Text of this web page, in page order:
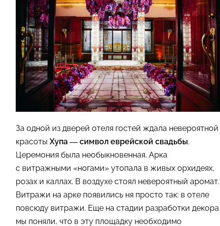
За одной из дверей отеля гостей ждала невероятной
красоты Хупа — символ еврейской свадьбы.
Церемония была необыкновенная. Арка
с витражными «ногами» утопала в живых орхидеях,
розах и каллах. В воздухе стоял невероятный аромат.
Витражи на арке появились ня просто так: в отеле
повсюду витражи. Еще на стадии разработки декора
мы поняли, что в эту площадку необходимо